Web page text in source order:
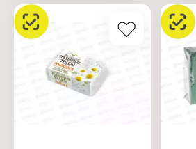
Cosmetics
Бренд: Целебные Травы
Тип товара: Туалетное
Вариация: Зверобой
Вес: 160гр
Эффект средства:
Тип
травы
Вес: